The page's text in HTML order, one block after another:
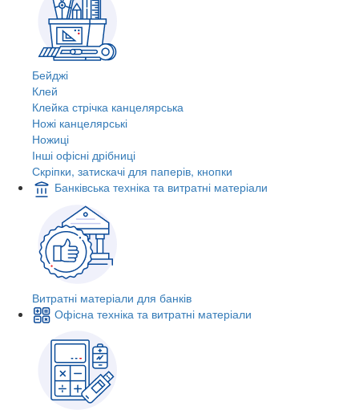
Бейджі
Клей
Клейка стрічка канцелярська
Ножі канцелярські
Ножиці
Інші офісні дрібниці
Скріпки, затискачі для паперів, кнопки
Банківська техніка та витратні матеріали
Витратні матеріали для банків
Офісна техніка та витратні матеріали